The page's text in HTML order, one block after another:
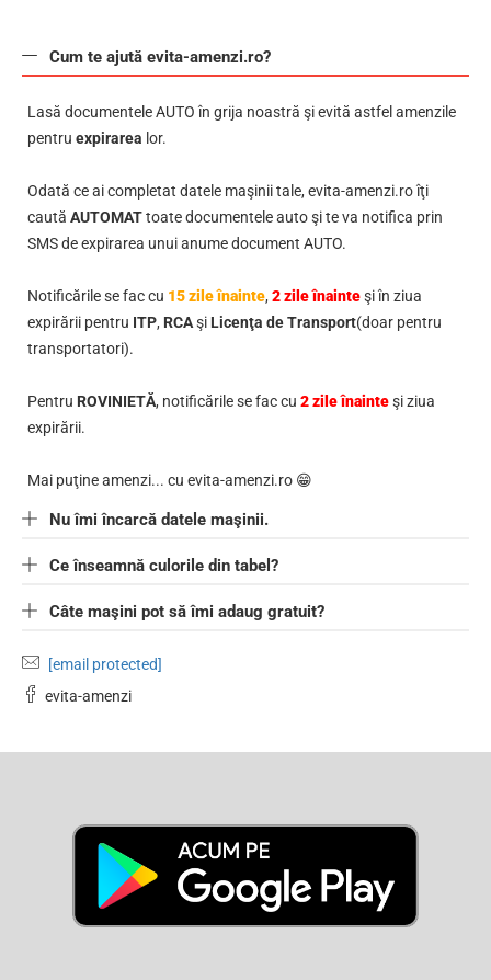
Cum te ajută evita-amenzi.ro?
Lasă documentele AUTO în grija noastră şi evită astfel amenzile
pentru expirarea lor.
Odată ce ai completat datele maşinii tale, evita-amenzi.ro îţi
caută AUTOMATtoate documentele auto şi te va notifica prin
SMS de expirarea unui anume document AUTO.
Notificările se fac cu 15 zile înainte, 2 zile înainteşi în ziua
expirării pentru ITP, RCAşi Licenţa de Transport(doar pentru
transportatori).
Pentru ROVINIETĂ, notificările se fac cu 2 zile înainteşi ziua
expirării.
Mai puţine amenzi... cu evita-amenzi.ro 😁
Nu îmi încarcă datele maşinii.
Ce înseamnă culorile din tabel?
Câte maşini pot să îmi adaug gratuit?
[email protected]
evita-amenzi